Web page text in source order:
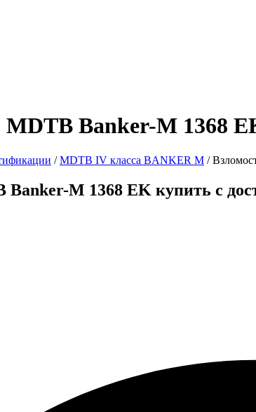
MDTB Banker-M 1368
/MDTB IV класса BANKER M /
M 1368 EK купить с